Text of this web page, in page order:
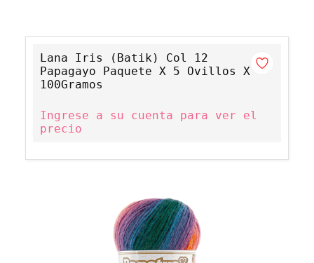
Lana Iris (Batik) Col 12
Papagayo Paquete X 5 Ovillos X
100Gramos
Ingrese a su cuenta para ver el
precio